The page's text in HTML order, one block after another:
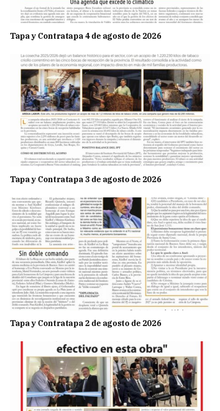
Tapa y Contratapa 4 de agosto de 2026
Tapa y Contratapa 3 de agosto de 2026
Tapa y Contratapa 2 de agosto de 2026